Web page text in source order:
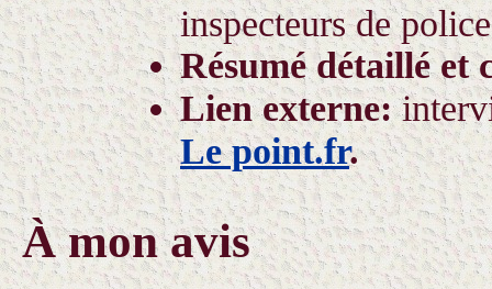
inspecteurs de
Résumé détaillé
Lien externe:
Le point.fr.
À mon avis